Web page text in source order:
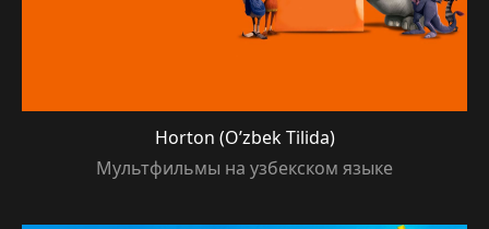
Horton (O’zbek Tilida)
Мультфильмы на узбекском языке